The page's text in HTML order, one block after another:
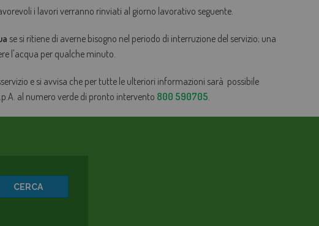
CASA DELL'ACQUA
MICROFINANZIAMENTI PER ALLACCI FOGNARI
i lavori verranno rinviati al giorno lavorativo seguente.
se si ritiene di averne bisogno nel periodo di interruzione del servizio; una
l'acqua per qualche minuto.
e si avvisa che per tutte le ulteriori informazioni sarà possibile
al numero verde di pronto intervento 800 590705.
CERCA